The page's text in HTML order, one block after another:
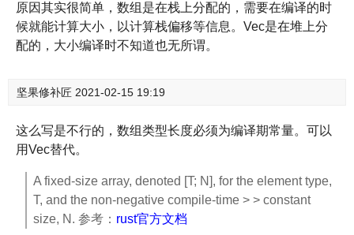
原因其实很简单，数组是在栈上分配的，需要在编译的时
候就能计算大小，以计算栈偏移等信息。Vec是在堆上分
配的，大小编译时不知道也无所谓。
坚果修补匠 2021-02-15 19:19
这么写是不行的，数组类型长度必须为编译期常量。可以
用Vec替代。
A fixed-size array, denoted [T; N], for the element type,
T, and the non-negative compile-time > > constant
size, N. 参考： rust官方文档